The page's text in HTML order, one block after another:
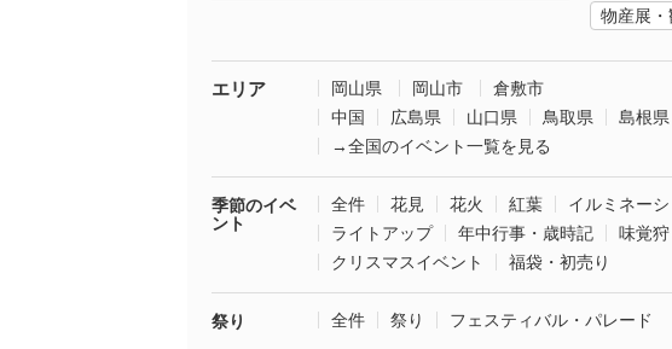
物産展
エリア 岡山県 岡山市
倉敷市
中国
広島県 山口県 鳥取県
島根県
→全国のイベント一覧を見る
季節のイベ
ント
全件 花見 花火 紅葉 イルミネー
ライトアップ
年中行事・歳時記
味覚
クリスマスイベント
福袋・初売り
祭り 全件 祭り フェスティバル・パレード